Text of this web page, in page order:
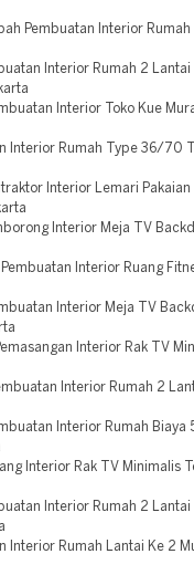
Pembuatan Interior Rumah
Interior Rumah 2 Lantai
Interior Toko Kue
Interior Rumah Type 36/70
Interior Lemari Pakaian
Interior Meja TV
Interior Ruang
Interior Meja TV
Interior Rak TV
Interior Rumah 2
Interior Rumah Biaya
Interior Rak TV Minimalis
Interior Rumah 2 Lantai
Interior Rumah Lantai Ke 2